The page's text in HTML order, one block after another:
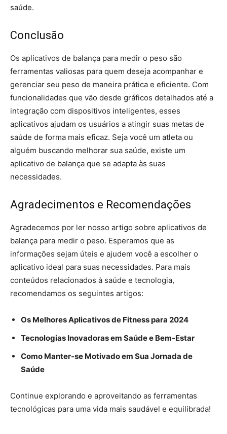
saúde.
Conclusão
Os aplicativos de balança para medir o peso são
ferramentas valiosas para quem deseja acompanhar e
gerenciar seu peso de maneira prática e eficiente. Com
funcionalidades que vão desde gráficos detalhados até a
integração com dispositivos inteligentes, esses
aplicativos ajudam os usuários a atingir suas metas de
saúde de forma mais eficaz. Seja você um atleta ou
alguém buscando melhorar sua saúde, existe um
aplicativo de balança que se adapta às suas
necessidades.
Agradecimentos e Recomendações
Agradecemos por ler nosso artigo sobre aplicativos de
balança para medir o peso. Esperamos que as
informações sejam úteis e ajudem você a escolher o
aplicativo ideal para suas necessidades. Para mais
conteúdos relacionados à saúde e tecnologia,
recomendamos os seguintes artigos:
Os Melhores Aplicativos de Fitness para 2024
Tecnologias Inovadoras em Saúde e Bem-Estar
Como Manter-se Motivado em Sua Jornada de
Saúde
Continue explorando e aproveitando as ferramentas
tecnológicas para uma vida mais saudável e equilibrada!